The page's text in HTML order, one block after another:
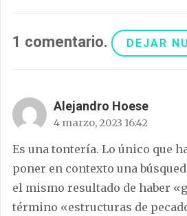
1 comentario. DEJAR
Alejandro Hoese
4 marzo, 2023 16:42
Es una tontería. Lo único que
poner en contexto una
el mismo resultado de haber
término «estructuras de